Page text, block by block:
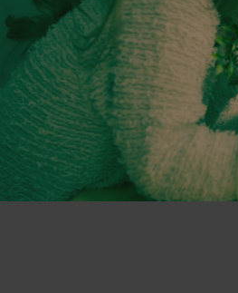
39
de tonnes de déchets
publics